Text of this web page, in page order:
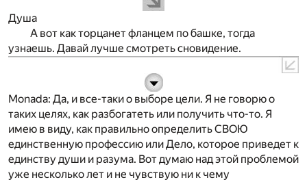
Душа
А вот как торцанет фланцем по башке, тогда
узнаешь. Давай лучше смотреть сновидение.
Monada: Да, и все-таки о выборе цели. Я не говорю о
таких целях, как разбогатеть или получить что-то. Я
имею в виду, как правильно определить СВОЮ
единственную профессию или Дело, которое приведет к
единству души и разума. Вот думаю над этой проблемой
уже несколько лет и не чувствую ни к чему